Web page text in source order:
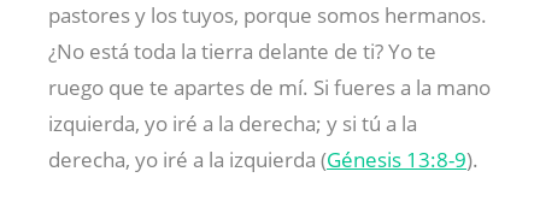
pastores y los tuyos, porque somos hermanos.
¿No está toda la tierra delante de ti? Yo te
ruego que te apartes de mí. Si fueres a la mano
izquierda, yo iré a la derecha; y si tú a la
derecha, yo iré a la izquierda (Génesis 13:8-9).